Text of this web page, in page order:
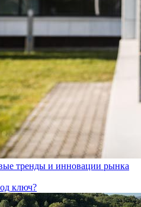
тренды и инновации рынка
ключ?